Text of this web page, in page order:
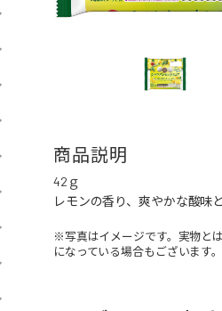
商品説明
42ｇ
レモンの香り、爽やかな酸味
※写真はイメージです。実物と
になっている場合もございます